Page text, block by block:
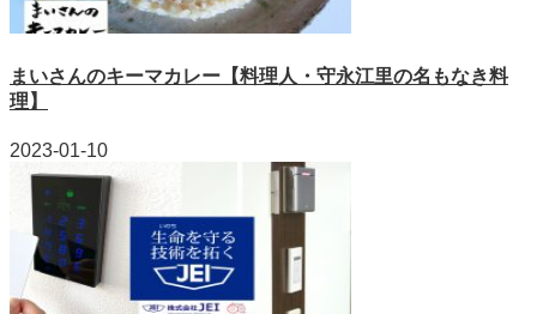
まいさんのキーマカレー【料理人・守永江里の名もなき料
理】
2023-01-10